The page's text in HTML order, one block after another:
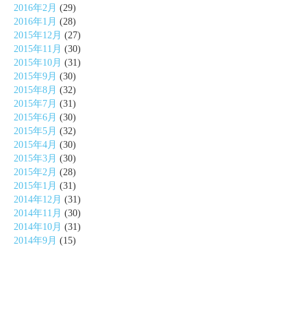
2016年2月 (29)
2016年1月 (28)
2015年12月 (27)
2015年11月 (30)
2015年10月 (31)
2015年9月 (30)
2015年8月 (32)
2015年7月 (31)
2015年6月 (30)
2015年5月 (32)
2015年4月 (30)
2015年3月 (30)
2015年2月 (28)
2015年1月 (31)
2014年12月 (31)
2014年11月 (30)
2014年10月 (31)
2014年9月 (15)